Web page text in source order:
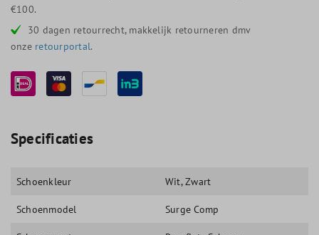
€100.
30 dagen retourrecht, makkelijk retourneren dmv
onze retourportal.
Specificaties
Schoenkleur Wit, Zwart
Schoenmodel Surge Comp